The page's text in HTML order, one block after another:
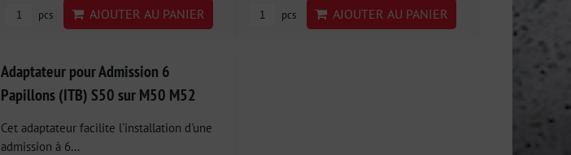
pcs AJOUTER AU PANIER pcs AJOUTER AU PANIER
Adaptateur pour Admission 6
Papillons (ITB) S50 sur M50 M52
Cet adaptateur facilite l'installation d'une
admission à 6...